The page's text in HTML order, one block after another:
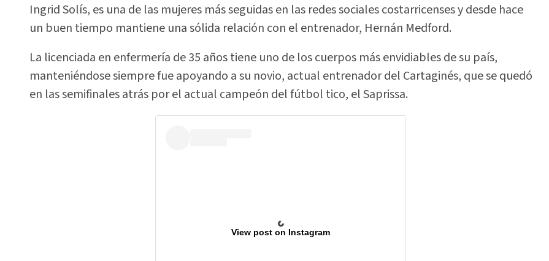
Ingrid Solís, es una de las mujeres más seguidas en las redes sociales costarricenses y desde hace
un buen tiempo mantiene una sólida relación con el entrenador, Hernán Medford.
La licenciada en enfermería de 35 años tiene uno de los cuerpos más envidiables de su país,
manteniéndose siempre fue apoyando a su novio, actual entrenador del Cartaginés, que se quedó
en las semifinales atrás por el actual campeón del fútbol tico, el Saprissa.
View post on Instagram